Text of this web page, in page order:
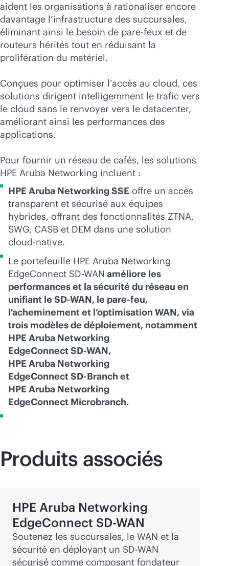
aident les organisations à rationaliser encore
davantage l’infrastructure des succursales,
éliminant ainsi le besoin de pare-feux et de
routeurs hérités tout en réduisant la
prolifération du matériel.
Conçues pour optimiser l’accès au cloud, ces
solutions dirigent intelligemment le trafic vers
le cloud sans le renvoyer vers le datacenter,
améliorant ainsi les performances des
applications.
Pour fournir un réseau de cafés, les solutions
HPE Aruba Networking incluent :
HPE Aruba Networking SSE offre un accès
transparent et sécurisé aux équipes
hybrides, offrant des fonctionnalités ZTNA,
SWG, CASB et DEM dans une solution
cloud-native.
Le portefeuille HPE Aruba Networking
EdgeConnect SD-WAN améliore les
performances et la sécurité du réseau en
unifiant le SD-WAN, le pare-feu,
l'acheminement et l’optimisation WAN, via
trois modèles de déploiement, notamment
HPE Aruba Networking
EdgeConnectSD-WAN,
HPE Aruba Networking
EdgeConnectSD-Branch et
HPE Aruba Networking
EdgeConnect Microbranch.
Produits associés
HPE Aruba Networking
EdgeConnect SD-WAN
Soutenez les succursales, le WAN et la
sécurité en déployant un SD-WAN
sécurisé comme composant fondateur